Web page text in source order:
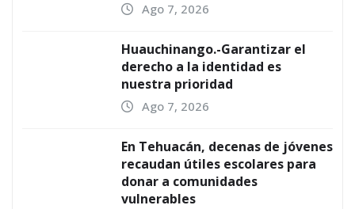
Ago 7, 2026
Huauchinango.-Garantizar el
derecho a la identidad es
nuestra prioridad
Ago 7, 2026
En Tehuacán, decenas de jóvenes
recaudan útiles escolares para
donar a comunidades
vulnerables